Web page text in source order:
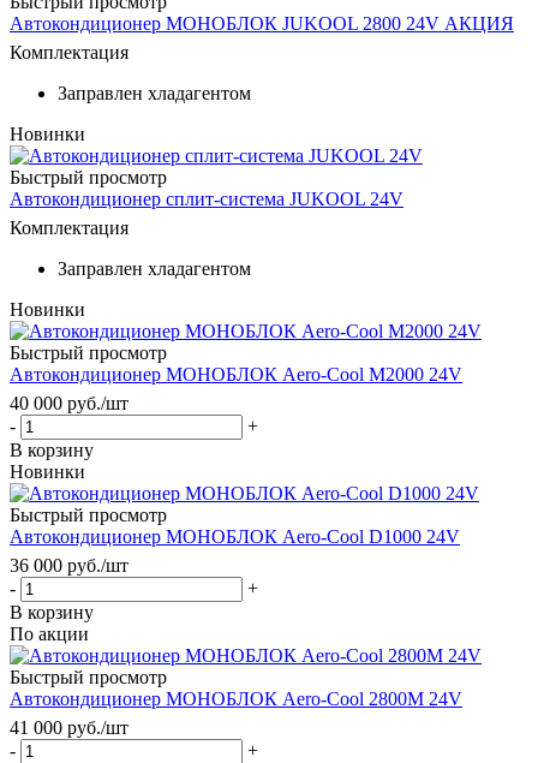
Автокондиционер МОНОБЛОК JUKOOL 2800 24V АКЦИЯ
Комплектация
Заправлен хладагентом
Новинки
Быстрый просмотр
Автокондиционер сплит-система JUKOOL 24V
Комплектация
Заправлен хладагентом
Новинки
Быстрый просмотр
Автокондиционер МОНОБЛОК Aero-Cool M2000 24V
40 000 руб./шт
-
+
В корзину
Новинки
Быстрый просмотр
Автокондиционер МОНОБЛОК Aero-Cool D1000 24V
36 000 руб./шт
-
+
В корзину
По акции
Быстрый просмотр
Автокондиционер МОНОБЛОК Aero-Cool 2800M 24V
41 000 руб./шт
-
+